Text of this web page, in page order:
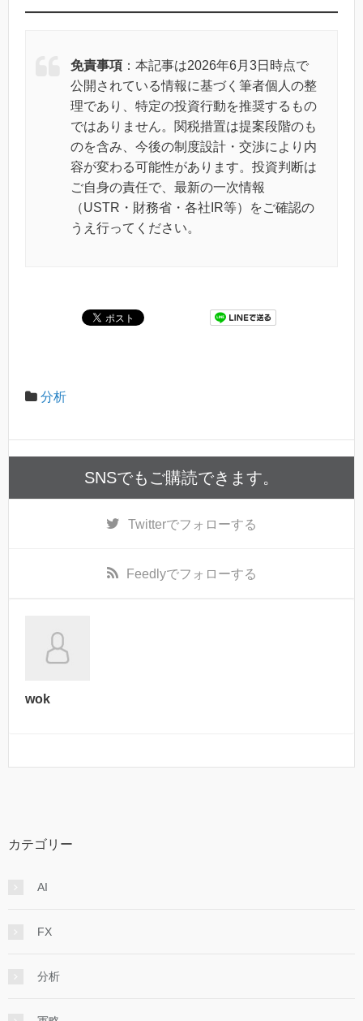
免責事項 ：本記事は2026年6月3日時点で
公開されている情報に基づく筆者個人の整
理であり、特定の投資行動を推奨するもの
ではありません。関税措置は提案段階のも
のを含み、今後の制度設計・交渉により内
容が変わる可能性があります。投資判断は
ご自身の責任で、最新の一次情報
（USTR・財務省・各社IR等）をご確認の
うえ行ってください。
分析
SNSでもご購読できます。
Twitterでフォローする
Feedlyでフォローする
wok
カテゴリー
AI
FX
分析